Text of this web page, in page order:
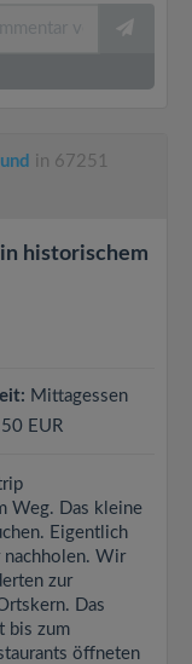
in 67251
historischem
Mittagessen
50 EUR
Weg. Das kleine
Eigentlich
nachholen. Wir
zur
Das
bis zum
öffneten